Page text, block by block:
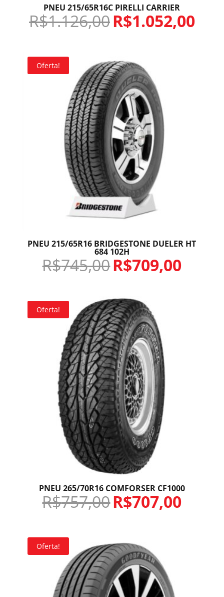
PNEU 215/65R16C PIRELLI CARRIER
R$1.126,00R$1.052,00
Oferta!
PNEU 215/65R16 BRIDGESTONE DUELER HT
684 102H
R$745,00R$709,00
Oferta!
PNEU 265/70R16 COMFORSER CF1000
R$757,00R$707,00
Oferta!